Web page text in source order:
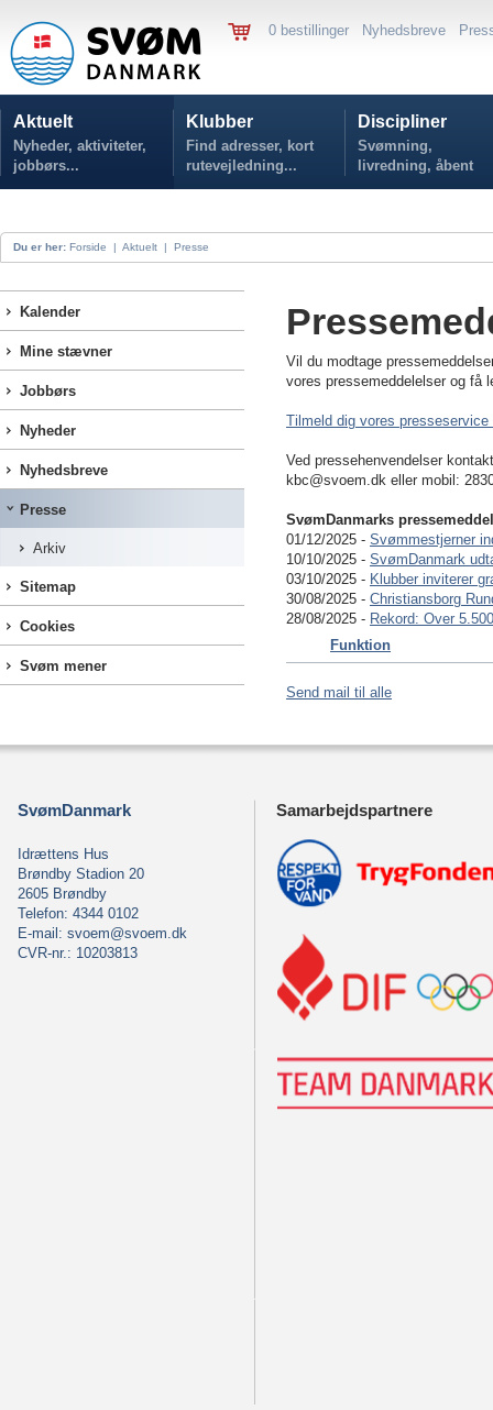
0 bestillinger Nyhedsbreve
Aktuelt
Nyheder, aktiviteter,
jobbørs...
Klubber
Find adresser, kort
rutevejledning...
Discipliner
Svømning,
livredning, åbent
vand...
Du er her: Forside | Aktuelt | Presse
Kalender
Mine stævner
Jobbørs
Nyheder
Nyhedsbreve
Presse
Arkiv
Sitemap
Cookies
Svøm mener
Vil du modtage
vores pressemeddelelser og få
Tilmeld dig vores presseservice
Ved pressehenvendelser
kbc@svoem.dk eller mobil:
SvømDanmarks
01/12/2025 - Svømmestjerner
10/10/2025 - SvømDanmark
03/10/2025 - Klubber inviterer
30/08/2025 - Christiansborg
28/08/2025 - Rekord: Over
Funktion
Send mail til alle
SvømDanmark
Idrættens Hus
Brøndby Stadion 20
2605 Brøndby
Telefon: 4344 0102
E-mail: svoem@svoem.dk
CVR-nr.: 10203813
Samarbejdspartnere